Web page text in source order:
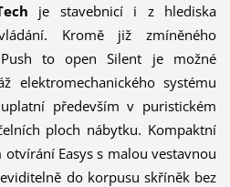
je stavebnicí i z hlediska
Kromě již zmíněného
Push to open Silent je možné
elektromechanického systému
především v puristickém
ploch nábytku. Kompaktní
Easys s malou vestavnou
do korpusu skříněk bez